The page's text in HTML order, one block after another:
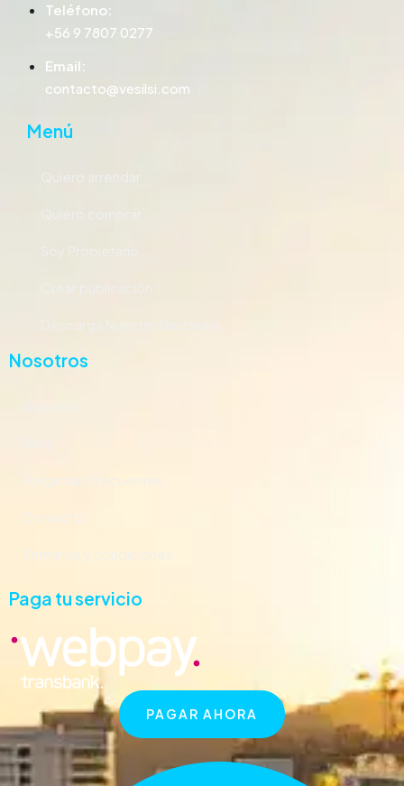
Teléfono:
+56 9 7807 0277
Email:
contacto@vesilsi.com
Menú
Quiero arrendar
Quiero comprar
Soy Propietario
Crear publicación
Descarga Nuestro Brochure
Nosotros
Preguntas frecuentes
Contacto
Términos y condiciones
Paga tu servicio
PAGAR AHORA